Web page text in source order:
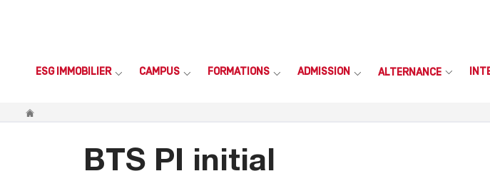
ESG IMMOBILIER CAMPUS FORMATIONS ADMISSION ALTERNANCE
Vous êtes ici
BTS PI initial